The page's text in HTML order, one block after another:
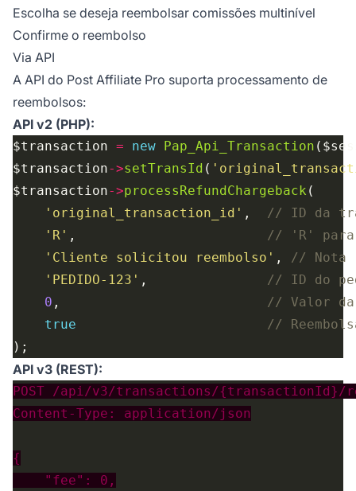
Escolha se deseja reembolsar comissões multinível
Confirme o reembolso
Via API
A API do Post Affiliate Pro suporta processamento de
reembolsos:
API v2 (PHP):
$transaction = new Pap_Api_Transaction
$transaction->setTransId (
$transaction->processRefundChargeback
'original_transaction_id' ,
'R' ,
'Cliente solicitou reembolso' ,
'PEDIDO-123' ,
0 ,
true
API v3 (REST):